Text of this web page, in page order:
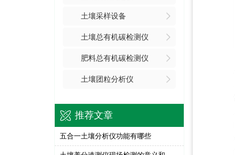
土壤采样设备
土壤总有机碳检测仪
肥料总有机碳检测仪
土壤团粒分析仪
推荐文章
五合一土壤分析仪功能有哪些